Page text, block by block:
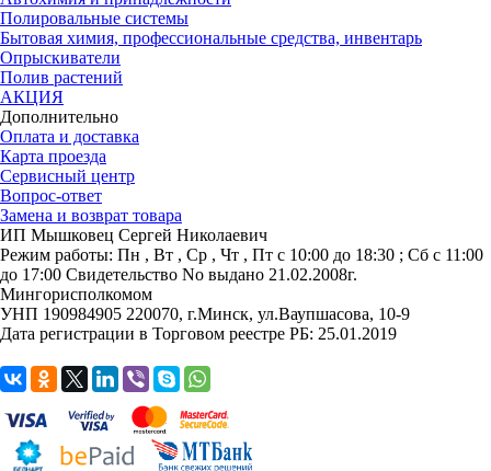
Полировальные системы
Бытовая химия, профессиональные средства, инвентарь
Опрыскиватели
Полив растений
АКЦИЯ
Дополнительно
Оплата и доставка
Карта проезда
Сервисный центр
Вопрос-ответ
Замена и возврат товара
ИП Мышковец Сергей Николаевич
Режим работы: Пн , Вт , Ср , Чт , Пт c 10:00 до 18:30 ; Сб c 11:00
до 17:00 Свидетельство No выдано 21.02.2008г.
Мингорисполкомом
УНП 190984905 220070, г.Минск, ул.Ваупшасова, 10-9
Дата регистрации в Торговом реестре РБ: 25.01.2019